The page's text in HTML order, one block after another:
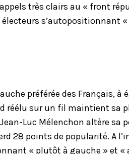
très clairs au « front
s’autopositionnant
préférée des Français, à
réélu sur un fil maintient sa
Luc Mélenchon altère sa
28 points de popularité. A
« plutôt à gauche » et «